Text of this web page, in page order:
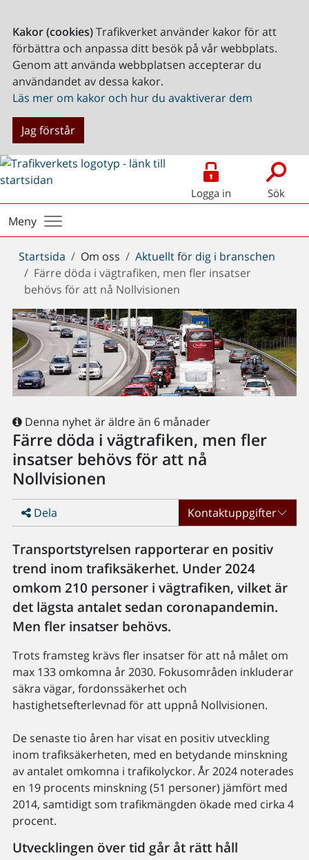
Kakor (cookies)Trafikverket använder kakor för att
förbättra och anpassa ditt besök på vår webbplats.
Genom att använda webbplatsen accepterar du
användandet av dessa kakor.
Läs mer om kakor och hur du avaktiverar dem
Jag förstår
Logga in Sök
Meny
Du
är
här:
Startsida Om oss
Aktuellt för dig i branschen
Färre döda i vägtrafiken, men fler insatser
behövs för att nå Nollvisionen
Denna nyhet är äldre än 6 månader
Färre döda i vägtrafiken, men fler
insatser behövs för att nå
Nollvisionen
Dela Kontaktuppgifter
Transportstyrelsen rapporterar en positiv
trend inom trafiksäkerhet. Under 2024
omkom 210 personer i vägtrafiken, vilket är
det lägsta antalet sedan coronapandemin.
Men fler insatser behövs.
Trots framsteg krävs fler insatser för att nå målet om
max 133 omkomna år 2030. Fokusområden inkluderar
säkra vägar, fordonssäkerhet och
hastighetsefterlevnad för att uppnå Nollvisionen.
De senaste tio åren har visat en positiv utveckling
inom trafiksäkerheten, med en betydande minskning
av antalet omkomna i trafikolyckor. År 2024 noterades
en 19 procents minskning (51 personer) jämfört med
2014, samtidigt som trafikmängden ökade med cirka 4
procent.
Utvecklingen över tid går åt rätt håll